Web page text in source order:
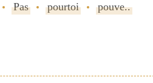
Pas pourtoi
pouve..